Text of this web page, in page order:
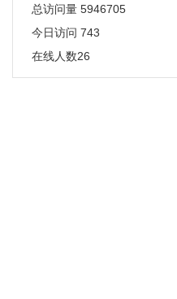
总访问量 5946705
今日访问 743
在线人数26